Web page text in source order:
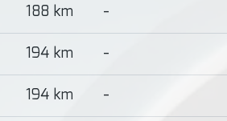
188 km
-
194 km
-
194 km
-